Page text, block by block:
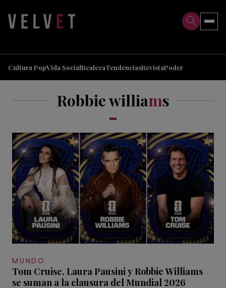
Cultura PopVida SocialRealezaTendenciasRevistaPoder
Robbie williams
MUNDO
Tom Cruise, Laura Pausini y Robbie Williams
se suman a la clausura del Mundial 2026